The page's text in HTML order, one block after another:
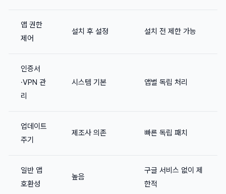
앱 권한
제어
설치 후 설정 설치 전 제한 가능
인증서
·VPN 관
리
시스템 기본 앱별 독립 처리
업데이트
주기
제조사 의존 빠른 독립 패치
일반 앱
호환성
높음
구글 서비스 없이 제
한적